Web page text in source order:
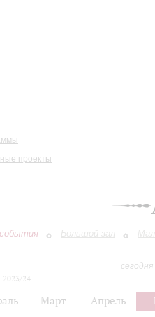
проекты
Большой зал
2023/24
Март Апрель